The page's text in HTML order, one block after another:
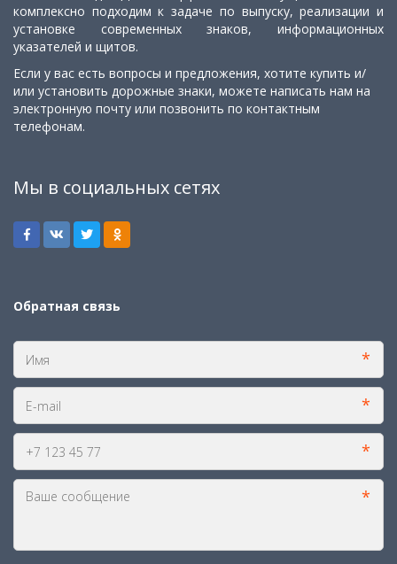
комплексно подходим к задаче по выпуску, реализации и
установке современных знаков, информационных
указателей и щитов.
Если у вас есть вопросы и предложения, хотите купить и/
или установить дорожные знаки, можете написать нам на
электронную почту или позвонить по контактным
телефонам.
Мы в социальных сетях
Обратная связь
*
*
*
*